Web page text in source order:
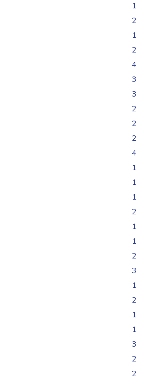
1
2
1
2
4
3
3
2
2
2
4
1
1
1
2
1
1
2
3
1
2
1
1
3
2
2